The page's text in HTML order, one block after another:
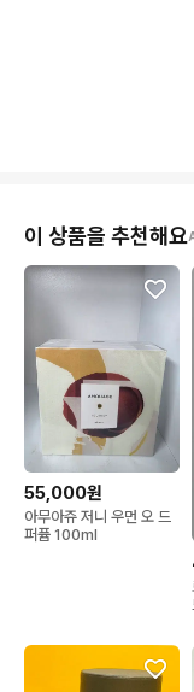
이 상품을 추천해요
55,000원
아무아쥬 저니 우먼 오 드
퍼퓸 100ml